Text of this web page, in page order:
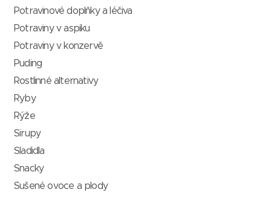
Potravinové doplňky a léčiva
Potraviny v aspiku
Potraviny v konzervě
Puding
Rostlinné alternativy
Ryby
Rýže
Sirupy
Sladidla
Snacky
Sušené ovoce a plody